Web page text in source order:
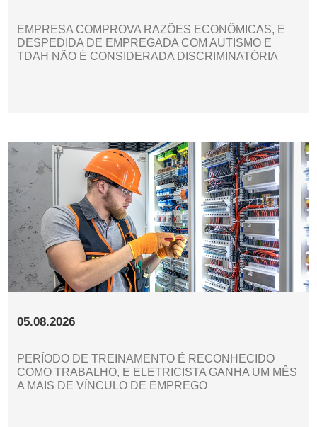
EMPRESA COMPROVA RAZÕES ECONÔMICAS, E
DESPEDIDA DE EMPREGADA COM AUTISMO E
TDAH NÃO É CONSIDERADA DISCRIMINATÓRIA
05.08.2026
PERÍODO DE TREINAMENTO É RECONHECIDO
COMO TRABALHO, E ELETRICISTA GANHA UM MÊS
A MAIS DE VÍNCULO DE EMPREGO